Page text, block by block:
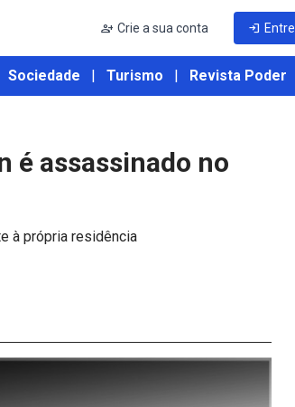
person_add Crie a sua conta login Entre
Sociedade | Turismo | Revista Poder
é assassinado no
à própria residência